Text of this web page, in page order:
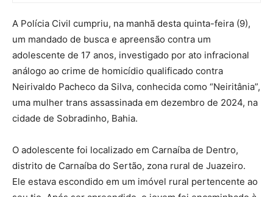
A Polícia Civil cumpriu, na manhã desta quinta-feira (9),
um mandado de busca e apreensão contra um
adolescente de 17 anos, investigado por ato infracional
análogo ao crime de homicídio qualificado contra
Neirivaldo Pacheco da Silva, conhecida como “Neiritânia”,
uma mulher trans assassinada em dezembro de 2024, na
cidade de Sobradinho, Bahia.
O adolescente foi localizado em Carnaíba de Dentro,
distrito de Carnaíba do Sertão, zona rural de Juazeiro.
Ele estava escondido em um imóvel rural pertencente ao